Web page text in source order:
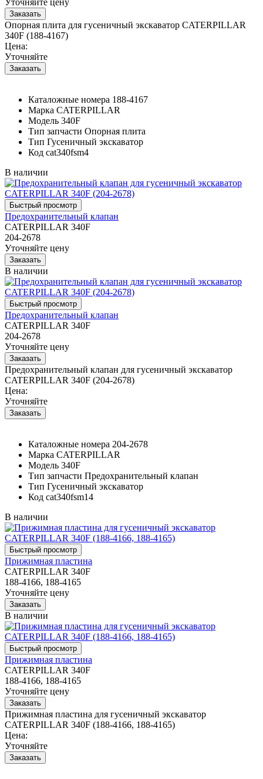
Опорная плита для гусеничный экскаватор CATERPILLAR
340F (188-4167)
Цена:
Уточняйте
Каталожные номера 188-4167
Марка CATERPILLAR
Модель 340F
Тип запчасти Опорная плита
Тип Гусеничный экскаватор
Код cat340fsm4
В наличии
Предохранительный клапан
CATERPILLAR 340F
204-2678
Уточняйте цену
В наличии
Предохранительный клапан
CATERPILLAR 340F
204-2678
Уточняйте цену
Предохранительный клапан для гусеничный экскаватор
CATERPILLAR 340F (204-2678)
Цена:
Уточняйте
Каталожные номера 204-2678
Марка CATERPILLAR
Модель 340F
Тип запчасти Предохранительный клапан
Тип Гусеничный экскаватор
Код cat340fsm14
В наличии
Прижимная пластина
CATERPILLAR 340F
188-4166, 188-4165
Уточняйте цену
В наличии
Прижимная пластина
CATERPILLAR 340F
188-4166, 188-4165
Уточняйте цену
Прижимная пластина для гусеничный экскаватор
CATERPILLAR 340F (188-4166, 188-4165)
Цена:
Уточняйте